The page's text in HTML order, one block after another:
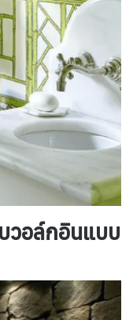
วอล์กอินแบบ